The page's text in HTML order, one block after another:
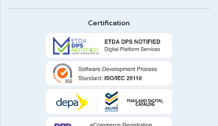
Certification